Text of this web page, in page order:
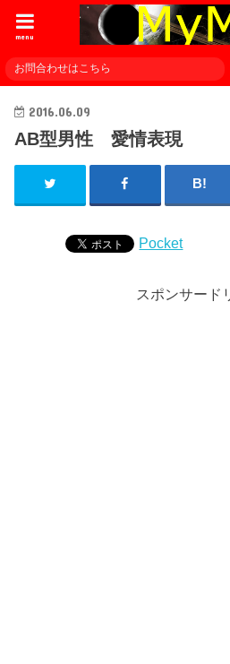
menu
お問合わせはこちら
2016.06.09
AB型男性 愛情表現
Pocket
スポンサード